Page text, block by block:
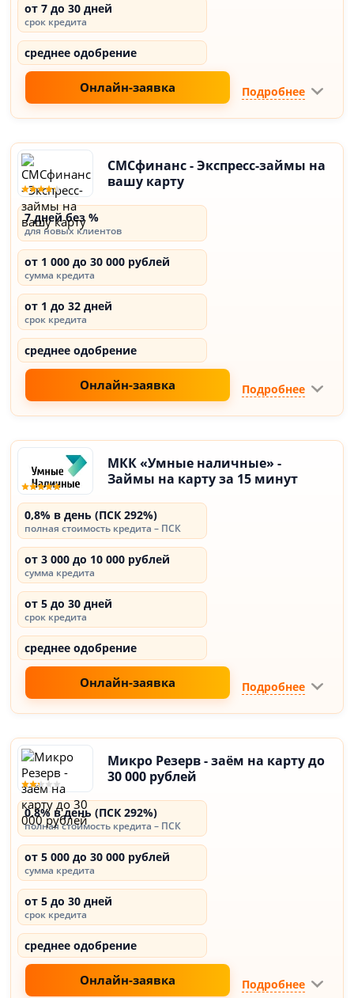
от 7 до 30 дней
срок кредита
среднее одобрение
Онлайн-заявка Подробнее
СМСфинанс - Экспресс-займы на
вашу карту
7 дней без %
для новых клиентов
от 1 000 до 30 000 рублей
сумма кредита
от 1 до 32 дней
срок кредита
среднее одобрение
Онлайн-заявка Подробнее
МКК «Умные наличные» -
Займы на карту за 15 минут
0,8% в день (ПСК 292%)
полная стоимость кредита – ПСК
от 3 000 до 10 000 рублей
сумма кредита
от 5 до 30 дней
срок кредита
среднее одобрение
Онлайн-заявка Подробнее
Микро Резерв - заём на карту до
30 000 рублей
0,8% в день (ПСК 292%)
полная стоимость кредита – ПСК
от 5 000 до 30 000 рублей
сумма кредита
от 5 до 30 дней
срок кредита
среднее одобрение
Онлайн-заявка Подробнее